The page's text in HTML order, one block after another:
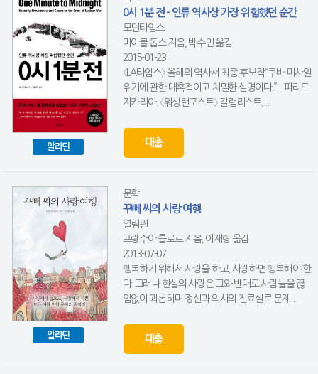
알라딘
0시 1분 전 - 인류 역사상 가장 위험했던 순간
모던타임스
마이클 돕스 지음, 박수민 옮김
2015-01-23
〈LA타임스〉 올해의 역사서 최종 후보작“쿠바 미사일
위기에 관한 매혹적이고 치밀한 설명이다.”_ 파리드
자카리아. 〈워싱턴포스트〉 칼럼리스트,...
대출
알라딘
문학
꾸뻬 씨의 사랑 여행
열림원
프랑수아 를로르 지음, 이재형 옮김
2013-07-07
행복하기 위해서 사랑을 하고, 사랑하면 행복해야 한
다. 그러나 현실의 사랑은 그와 반대로 사람들을 끊
임없이 괴롭히며 정신과 의사의 진료실로 문제...
대출